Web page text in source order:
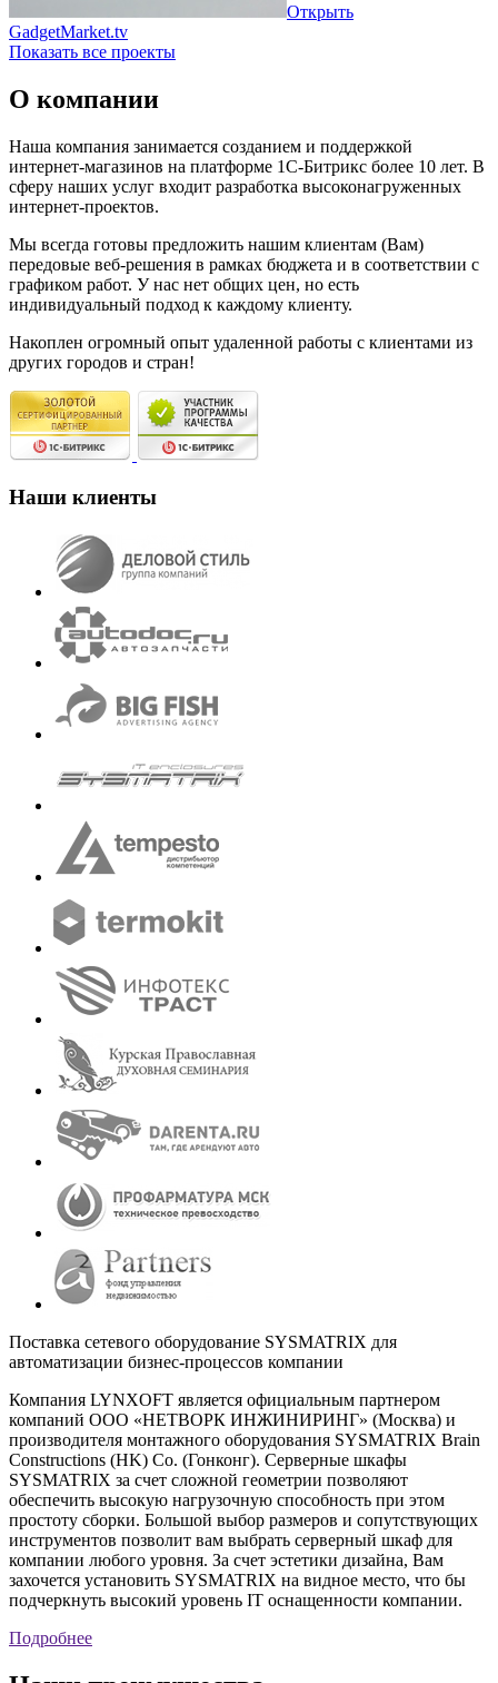
Открыть
GadgetMarket.tv
Показать все проекты
О компании
Наша компания занимается созданием и поддержкой
интернет-магазинов на платформе 1С-Битрикс более 10 лет. В
сферу наших услуг входит разработка высоконагруженных
интернет-проектов.
Мы всегда готовы предложить нашим клиентам (Вам)
передовые веб-решения в рамках бюджета и в соответствии с
графиком работ. У нас нет общих цен, но есть
индивидуальный подход к каждому клиенту.
Накоплен огромный опыт удаленной работы с клиентами из
других городов и стран!
Наши клиенты
Поставка сетевого оборудование SYSMATRIX для
автоматизации бизнес-процессов компании
Компания LYNXOFT является официальным партнером
компаний ООО «НЕТВОРК ИНЖИНИРИНГ» (Москва) и
производителя монтажного оборудования SYSMATRIX Brain
Constructions (HK) Co. (Гонконг). Серверные шкафы
SYSMATRIX за счет сложной геометрии позволяют
обеспечить высокую нагрузочную способность при этом
простоту сборки. Большой выбор размеров и сопутствующих
инструментов позволит вам выбрать серверный шкаф для
компании любого уровня. За счет эстетики дизайна, Вам
захочется установить SYSMATRIX на видное место, что бы
подчеркнуть высокий уровень IT оснащенности компании.
Подробнее